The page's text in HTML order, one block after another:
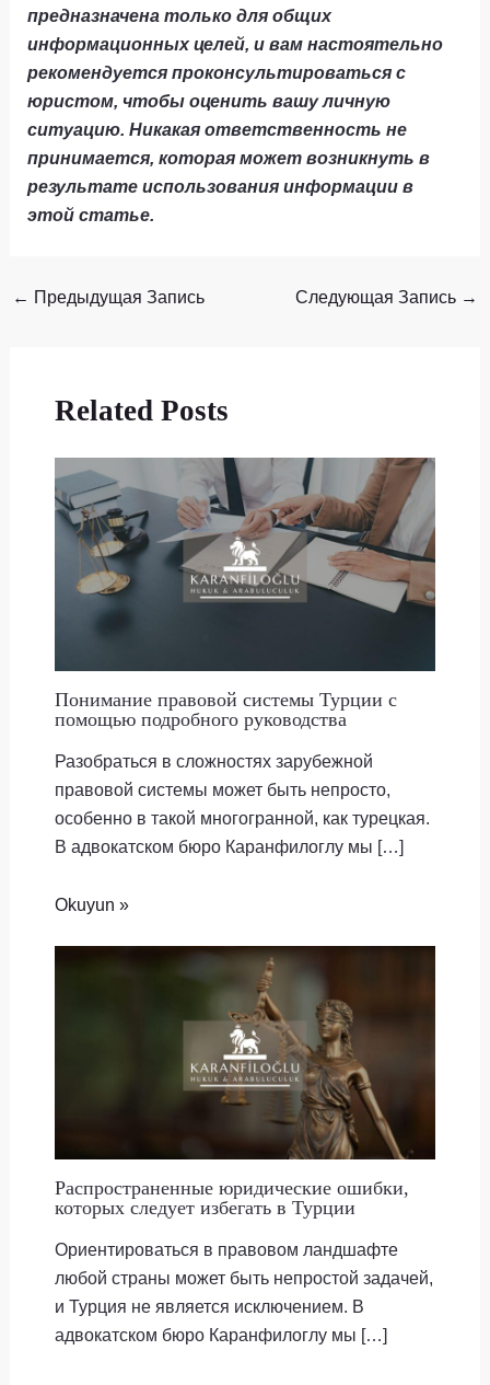
предназначена только для общих
информационных целей, и вам настоятельно
рекомендуется проконсультироваться с
юристом, чтобы оценить вашу личную
ситуацию. Никакая ответственность не
принимается, которая может возникнуть в
результате использования информации в
этой статье.
← Предыдущая Запись Следующая Запись →
Related Posts
Понимание правовой системы Турции с
помощью подробного руководства
Разобраться в сложностях зарубежной
правовой системы может быть непросто,
особенно в такой многогранной, как турецкая.
В адвокатском бюро Каранфилоглу мы […]
Okuyun »
Распространенные юридические ошибки,
которых следует избегать в Турции
Ориентироваться в правовом ландшафте
любой страны может быть непростой задачей,
и Турция не является исключением. В
адвокатском бюро Каранфилоглу мы […]